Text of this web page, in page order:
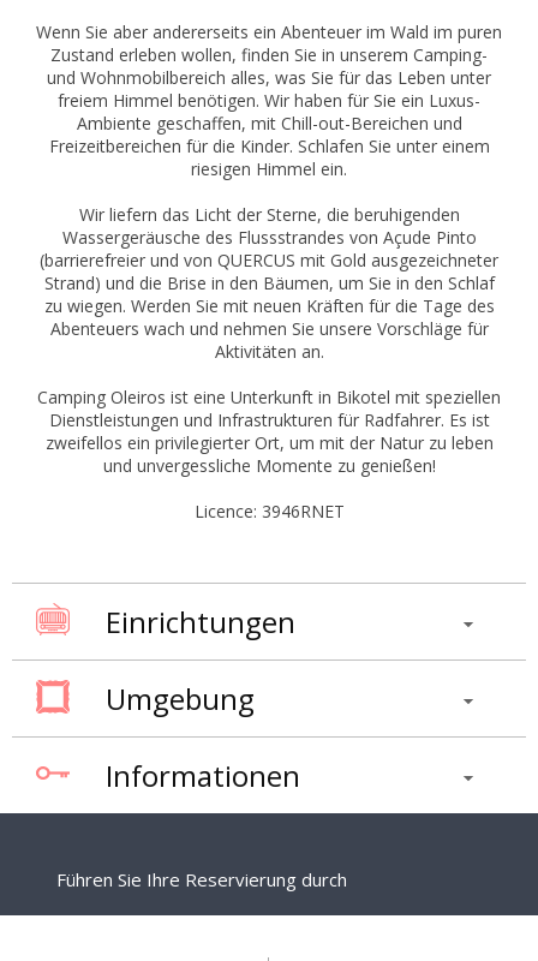
Wenn Sie aber andererseits ein Abenteuer im Wald im puren
Zustand erleben wollen, finden Sie in unserem Camping-
und Wohnmobilbereich alles, was Sie für das Leben unter
freiem Himmel benötigen. Wir haben für Sie ein Luxus-
Ambiente geschaffen, mit Chill-out-Bereichen und
Freizeitbereichen für die Kinder. Schlafen Sie unter einem
riesigen Himmel ein.
Wir liefern das Licht der Sterne, die beruhigenden
Wassergeräusche des Flussstrandes von Açude Pinto
(barrierefreier und von QUERCUS mit Gold ausgezeichneter
Strand) und die Brise in den Bäumen, um Sie in den Schlaf
zu wiegen. Werden Sie mit neuen Kräften für die Tage des
Abenteuers wach und nehmen Sie unsere Vorschläge für
Aktivitäten an.
Camping Oleiros ist eine Unterkunft in Bikotel mit speziellen
Dienstleistungen und Infrastrukturen für Radfahrer. Es ist
zweifellos ein privilegierter Ort, um mit der Natur zu leben
und unvergessliche Momente zu genießen!
Licence: 3946RNET
Einrichtungen
Umgebung
Informationen
Führen Sie Ihre Reservierung durch